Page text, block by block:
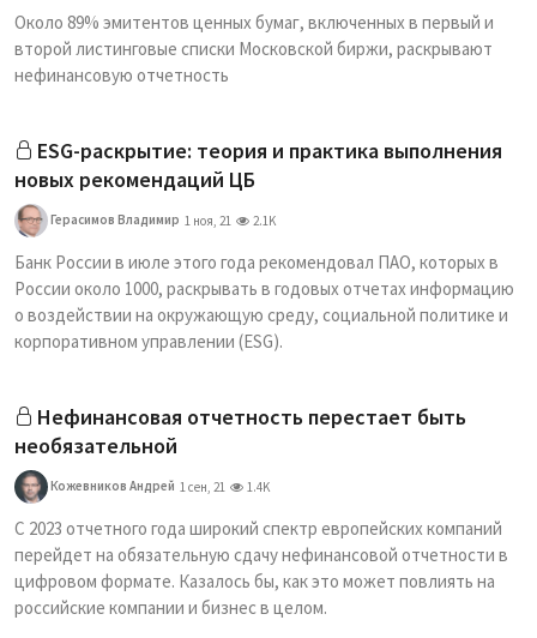
Около 89% эмитентов ценных бумаг, включенных в первый и
второй листинговые списки Московской биржи, раскрывают
нефинансовую отчетность
ESG-раскрытие: теория и практика выполнения
новых рекомендаций ЦБ
Герасимов Владимир 1 ноя, 21 2.1K
Банк России в июле этого года рекомендовал ПАО, которых в
России около 1000, раскрывать в годовых отчетах информацию
о воздействии на окружающую среду, социальной политике и
корпоративном управлении (ESG).
Нефинансовая отчетность перестает быть
необязательной
Кожевников Андрей 1 сен, 21 1.4K
С 2023 отчетного года широкий спектр европейских компаний
перейдет на обязательную сдачу нефинансовой отчетности в
цифровом формате. Казалось бы, как это может повлиять на
российские компании и бизнес в целом.